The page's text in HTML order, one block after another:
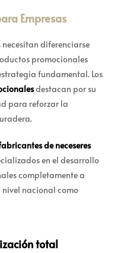
Empresas
diferenciarse
promocionales
fundamental. Los
destacan por su
para reforzar la
de neceseres
en el desarrollo
completamente a
nacional como
total